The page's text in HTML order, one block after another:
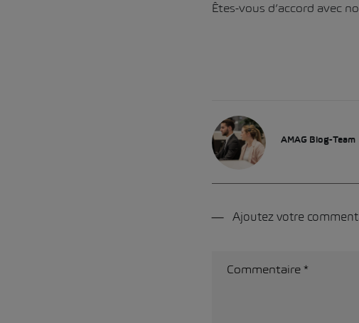
Êtes-vous d’accord avec
AMAG Blog-Team
Ajoutez votre